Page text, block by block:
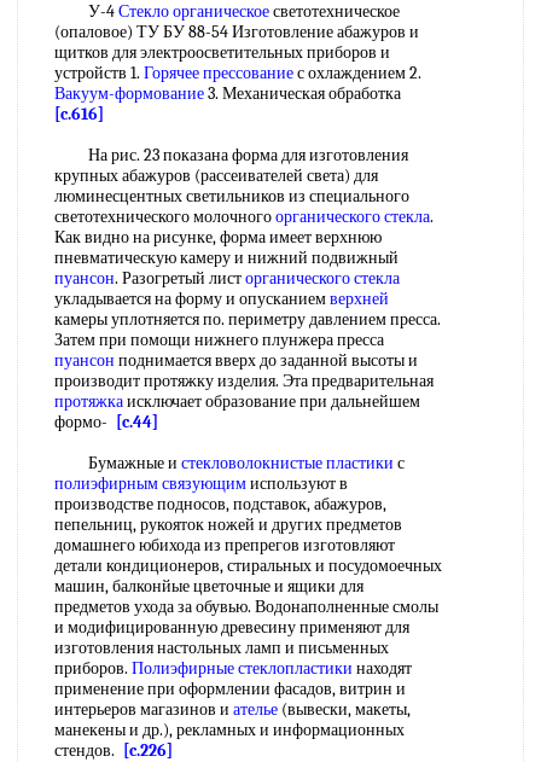
У-4Стекло органическоесветотехническое
(опаловое) ТУ БУ 88-54 Изготовление абажуров и
щитков для электроосветительных приборов и
устройств 1. Горячее прессованиес охлаждением 2.
Вакуум-формование3. Механическая обработка
[c.616]
На рис. 23 показана форма для изготовления
крупных абажуров (рассеивателей света) для
люминесцентных светильников из специального
светотехнического молочногоорганического стекла.
Как видно на рисунке, форма имеет верхнюю
пневматическую камеру и нижний подвижный
пуансон. Разогретый листорганического стекла
укладывается на форму и опусканиемверхней
камеры уплотняется по. периметру давлением пресса.
Затем при помощи нижнего плунжера пресса
пуансон поднимается вверх до заданной высоты и
производит протяжку изделия. Эта предварительная
протяжкаисключает образование при дальнейшем
формо-
[c.44]
Бумажные и стекловолокнистые пластики с
полиэфирным связующимиспользуют в
производстве подносов, подставок, абажуров,
пепельниц, рукояток ножей и других предметов
домашнего юбихода из препрегов изготовляют
детали кондиционеров, стиральных и посудомоечных
машин, балконйые цветочные и ящики для
предметов ухода за обувью. Водонаполненные смолы
и модифицированную древесину применяют для
изготовления настольных ламп и письменных
приборов. Полиэфирные стеклопластики находят
применение при оформлении фасадов, витрин и
интерьеров магазинов и ателье (вывески, макеты,
манекены и др.), рекламных и информационных
стендов.
[c.226]